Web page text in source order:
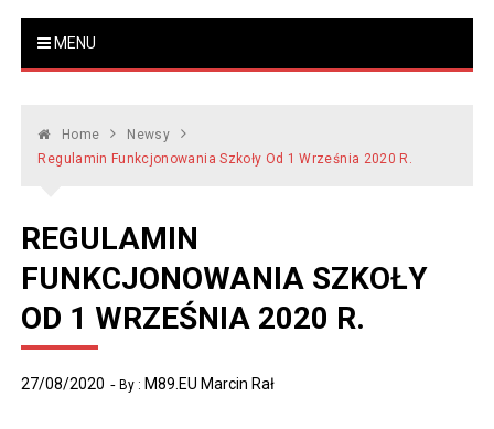
MENU
Home
Newsy
Regulamin Funkcjonowania Szkoły Od 1 Września 2020 R.
REGULAMIN
FUNKCJONOWANIA SZKOŁY
OD 1 WRZEŚNIA 2020 R.
27/08/2020 By : M89.EU Marcin Rał